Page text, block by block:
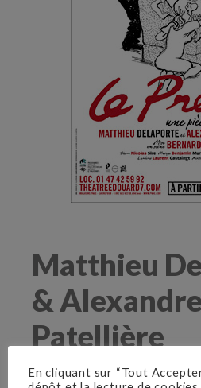
Matthieu
&
Patellière
THÉÂTRE ÉDOUARD VII
Du 7 septembre 2018
En cliquant sur “Tout